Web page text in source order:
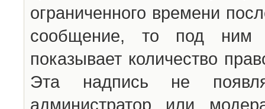
ограниченного времени
сообщение, то под ним
показывает количество
Эта надпись не
администратор или